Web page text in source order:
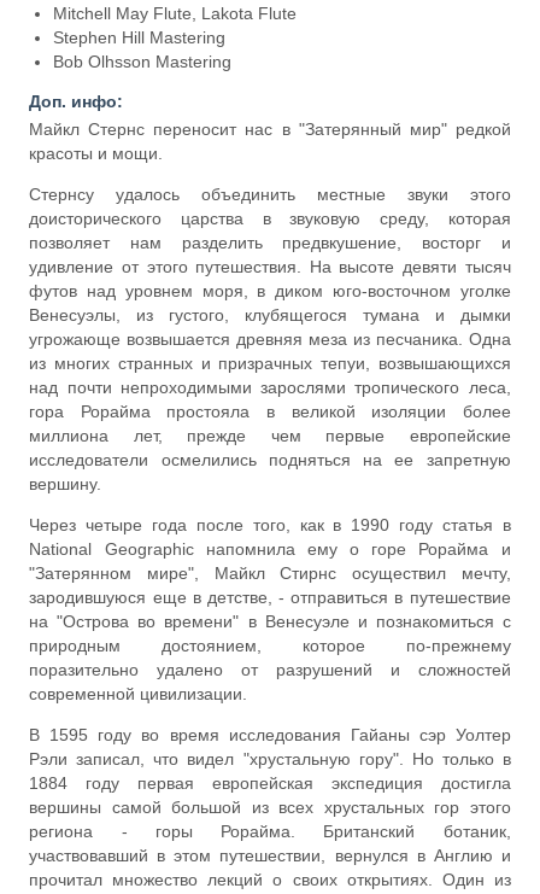
Mitchell May Flute, Lakota Flute
Stephen Hill Mastering
Bob Olhsson Mastering
Доп. инфо:
Майкл Стернс переносит нас в "Затерянный мир" редкой
красоты и мощи.
Стернсу удалось объединить местные звуки этого
доисторического царства в звуковую среду, которая
позволяет нам разделить предвкушение, восторг и
удивление от этого путешествия. На высоте девяти тысяч
футов над уровнем моря, в диком юго-восточном уголке
Венесуэлы, из густого, клубящегося тумана и дымки
угрожающе возвышается древняя меза из песчаника. Одна
из многих странных и призрачных тепуи, возвышающихся
над почти непроходимыми зарослями тропического леса,
гора Рорайма простояла в великой изоляции более
миллиона лет, прежде чем первые европейские
исследователи осмелились подняться на ее запретную
вершину.
Через четыре года после того, как в 1990 году статья в
National Geographic напомнила ему о горе Рорайма и
"Затерянном мире", Майкл Стирнс осуществил мечту,
зародившуюся еще в детстве, - отправиться в путешествие
на "Острова во времени" в Венесуэле и познакомиться с
природным достоянием, которое по-прежнему
поразительно удалено от разрушений и сложностей
современной цивилизации.
В 1595 году во время исследования Гайаны сэр Уолтер
Рэли записал, что видел "хрустальную гору". Но только в
1884 году первая европейская экспедиция достигла
вершины самой большой из всех хрустальных гор этого
региона - горы Рорайма. Британский ботаник,
участвовавший в этом путешествии, вернулся в Англию и
прочитал множество лекций о своих открытиях. Один из